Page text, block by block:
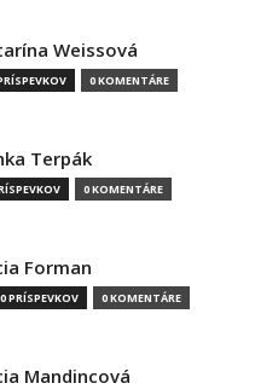
Weissová
0 KOMENTÁRE
Terpák
0 KOMENTÁRE
Forman
PRÍSPEVKOV 0 KOMENTÁRE
Mandincová